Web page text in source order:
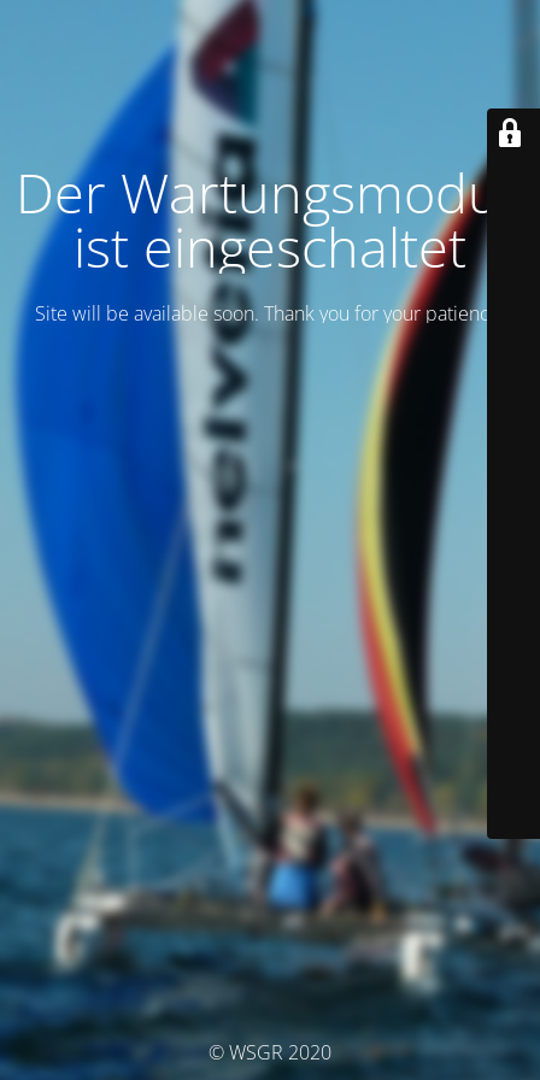
Der Wartungsmodus
ist eingeschaltet
Site will be available soon. Thank you for your patience!
© WSGR 2020